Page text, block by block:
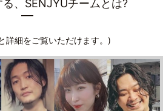
、 SENJYUチームとは?
詳細をご覧いただけます。)